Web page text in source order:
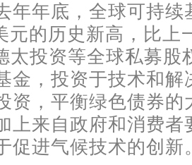
年年底，全球可持续
元的历史新高，比上
太投资等全球私募股
金，投资于技术和解
资，平衡绿色债券的
上来自政府和消费者
促进气候技术的创新